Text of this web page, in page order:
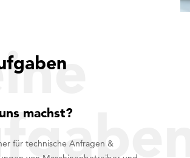
machst?
für technische Anfragen &